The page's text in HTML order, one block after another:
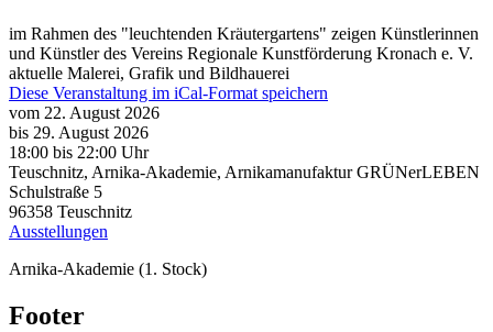
im Rahmen des "leuchtenden Kräutergartens" zeigen Künstlerinnen
und Künstler des Vereins Regionale Kunstförderung Kronach e. V.
aktuelle Malerei, Grafik und Bildhauerei
Diese Veranstaltung im iCal-Format speichern
vom 22. August 2026
bis 29. August 2026
18:00 bis 22:00 Uhr
Teuschnitz, Arnika-Akademie, Arnikamanufaktur GRÜNerLEBEN
Schulstraße 5
96358 Teuschnitz
Ausstellungen
Arnika-Akademie (1. Stock)
Footer